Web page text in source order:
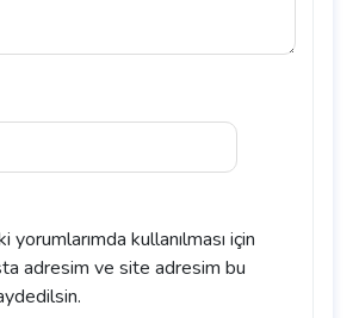
yorumlarımda kullanılması için
adresim ve site adresim bu